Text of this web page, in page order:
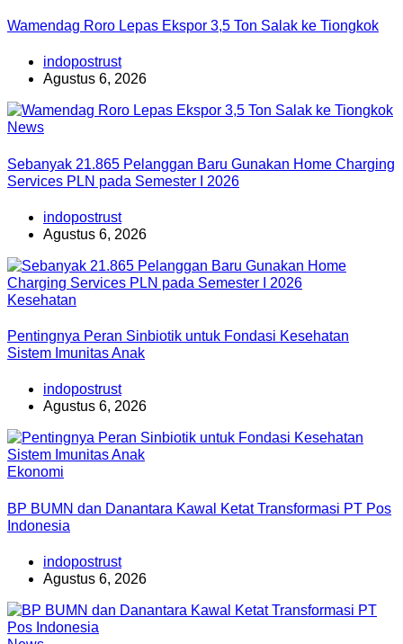
Wamendag Roro Lepas Ekspor 3,5 Ton Salak ke Tiongkok
indopostrust
Agustus 6, 2026
News
Sebanyak 21.865 Pelanggan Baru Gunakan Home Charging
Services PLN pada Semester I 2026
indopostrust
Agustus 6, 2026
Kesehatan
Pentingnya Peran Sinbiotik untuk Fondasi Kesehatan
Sistem Imunitas Anak
indopostrust
Agustus 6, 2026
Ekonomi
BP BUMN dan Danantara Kawal Ketat Transformasi PT Pos
Indonesia
indopostrust
Agustus 6, 2026